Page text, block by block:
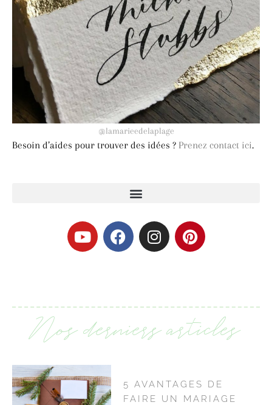
@lamarieedelaplage
Besoin d’aides pour trouver des idées ? Prenez contact ici.
Nos derniers articles
5 AVANTAGES DE
FAIRE UN MARIAGE